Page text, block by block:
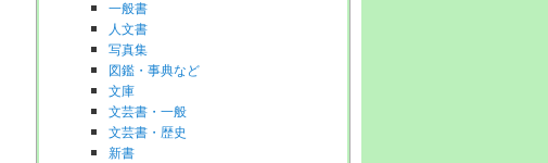
一般書
人文書
写真集
図鑑・事典など
文庫
文芸書・一般
文芸書・歴史
新書